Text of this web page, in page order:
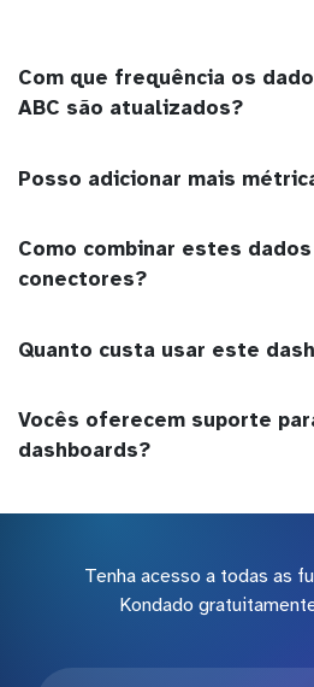
Com que frequência os
ABC são atualizados?
Posso adicionar mais
Como combinar estes
conectores?
Quanto custa usar este
Vocês oferecem suporte
dashboards?
Tenha acesso a todas as
Kondado